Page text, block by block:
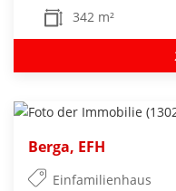
342 m²
Berga, EFH
Einfamilienhaus